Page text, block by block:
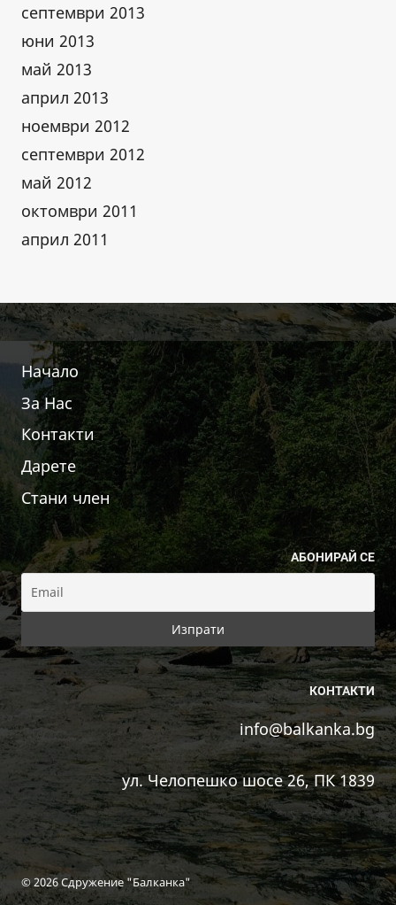
септември 2013
юни 2013
май 2013
април 2013
ноември 2012
септември 2012
май 2012
октомври 2011
април 2011
Начало
За Нас
Контакти
Дарете
Стани член
АБОНИРАЙ СЕ
КОНТАКТИ
info@balkanka.bg
ул. Челопешко шосе 26, ПК 1839
© 2026 Сдружение "Балканка"